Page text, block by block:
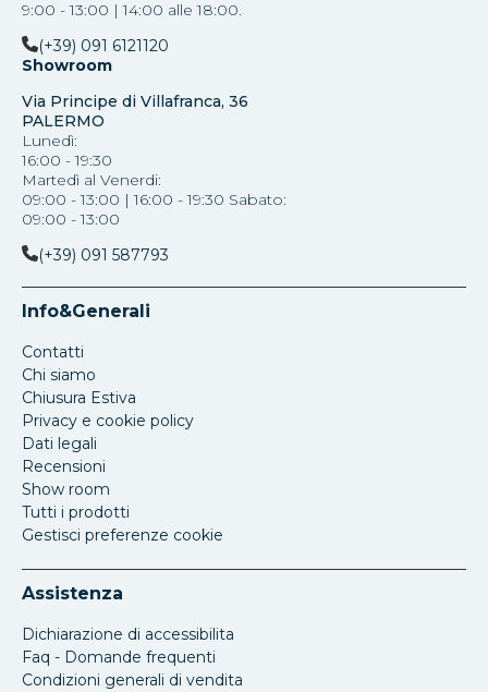
9:00 - 13:00 | 14:00 alle 18:00.
(+39) 091 6121120
Showroom
Via Principe di Villafranca, 36
PALERMO
Lunedì:
16:00 - 19:30
Martedì al Venerdi:
09:00 - 13:00 | 16:00 - 19:30 Sabato:
09:00 - 13:00
(+39) 091 587793
Info&Generali
Contatti
Chi siamo
Chiusura Estiva
Privacy e cookie policy
Dati legali
Recensioni
Show room
Tutti i prodotti
Gestisci preferenze cookie
Assistenza
Dichiarazione di accessibilita
Faq - Domande frequenti
Condizioni generali di vendita